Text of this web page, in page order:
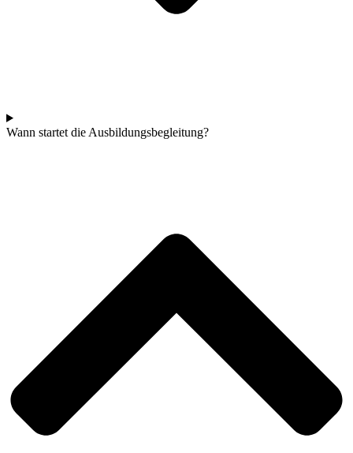
Wann startet die Ausbildungsbegleitung?